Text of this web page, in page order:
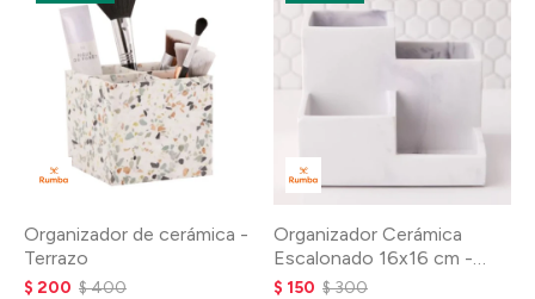
Organizador de cerámica -
Terrazo
$ 200 $400
Organizador Cerámica
Escalonado 16x16 cm -
Marble
$ 150 $300